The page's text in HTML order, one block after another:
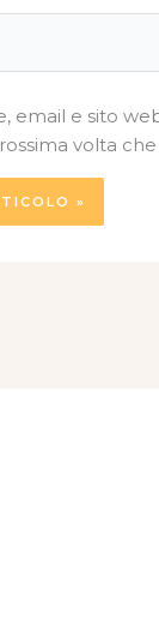
email e sito
volta